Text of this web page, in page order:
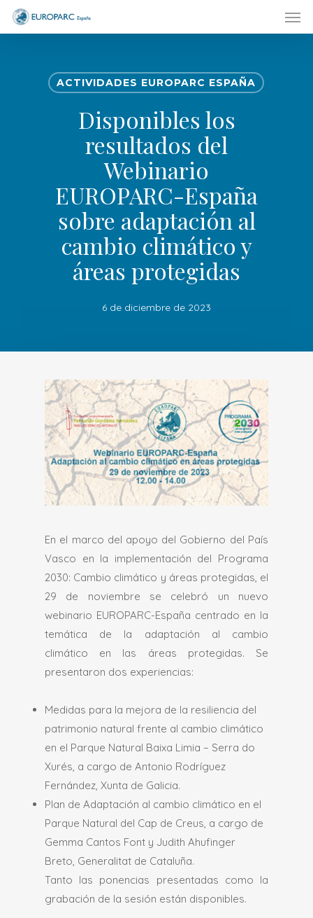
Skip
ACTIVIDADES EUROPARC ESPAÑA
Disponibles los
resultados del
Webinario
EUROPARC-España
sobre adaptación al
cambio climático y
áreas protegidas
6 de diciembre de 2023
En el marco del apoyo del Gobierno del País
Vasco en la implementación del Programa
2030: Cambio climático y áreas protegidas, el
29 de noviembre se celebró un nuevo
webinario EUROPARC-España centrado en la
temática de la adaptación al cambio
climático en las áreas protegidas. Se
presentaron dos experiencias:
Medidas para la mejora de la resiliencia del
patrimonio natural frente al cambio climático
en el Parque Natural Baixa Limia – Serra do
Xurés, a cargo de Antonio Rodríguez
Fernández, Xunta de Galicia.
Plan de Adaptación al cambio climático en el
Parque Natural del Cap de Creus, a cargo de
Gemma Cantos Font y Judith Ahufinger
Breto, Generalitat de Cataluña.
Tanto las ponencias presentadas como la
grabación de la sesión están disponibles.